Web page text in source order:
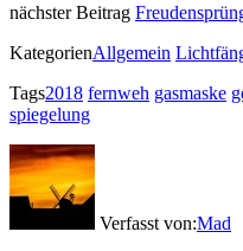
nächster Beitrag
KategorienAllgemein
Tags2018 fernweh gasmaske
spiegelung
Verfasst von:Mad